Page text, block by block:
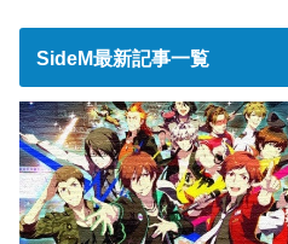
SideM最新記事一覧